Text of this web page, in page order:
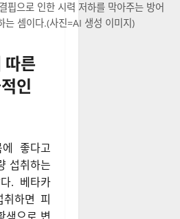
핍으로 인한 시력 저하를 막아주는 방어
는 셈이다.(사진=AI 생성 이미지)
른
인
좋다고
섭취하는
. 베타카
하면 피